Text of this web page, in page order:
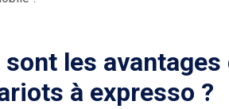
sont les
à expresso ?